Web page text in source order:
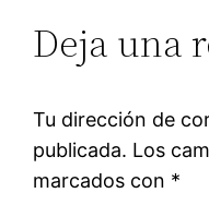
Deja una
Tu dirección de
publicada. Los
marcados con *